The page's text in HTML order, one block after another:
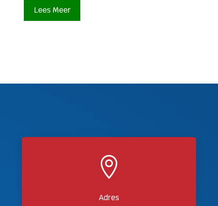
Lees Meer

Adres